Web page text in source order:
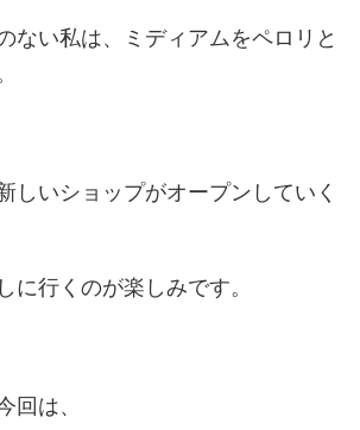
ない私は、ミディアムをペロリと
しいショップがオープンしていく
に行くのが楽しみです。
回は、